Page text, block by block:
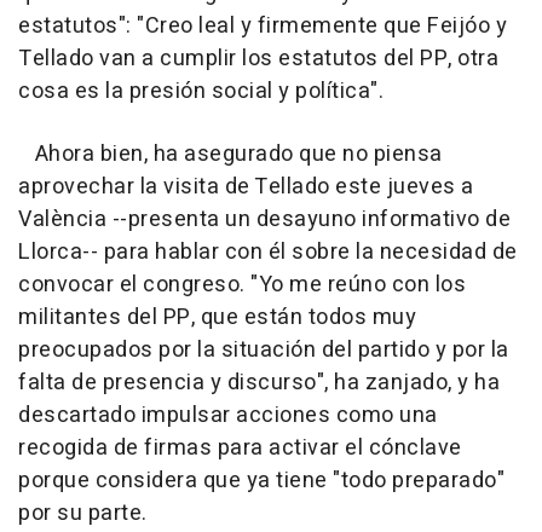
estatutos": "Creo leal y firmemente que Feijóo y
Tellado van a cumplir los estatutos del PP, otra
cosa es la presión social y política".
Ahora bien, ha asegurado que no piensa
aprovechar la visita de Tellado este jueves a
València --presenta un desayuno informativo de
Llorca-- para hablar con él sobre la necesidad de
convocar el congreso. "Yo me reúno con los
militantes del PP, que están todos muy
preocupados por la situación del partido y por la
falta de presencia y discurso", ha zanjado, y ha
descartado impulsar acciones como una
recogida de firmas para activar el cónclave
porque considera que ya tiene "todo preparado"
por su parte.